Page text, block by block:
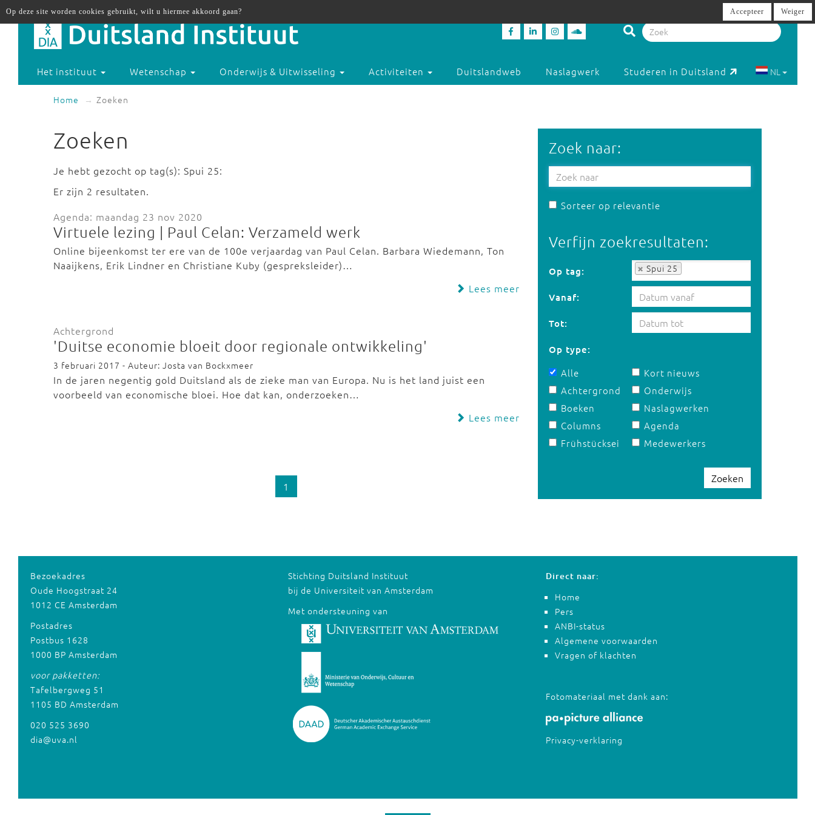
Het instituut Wetenschap Onderwijs & Uitwisseling Activiteiten Duitslandweb Naslagwerk Studeren in Duitsland NL
Home Zoeken
Zoeken
Je hebt gezocht op tag(s): Spui 25:
Er zijn 2 resultaten.
Agenda: maandag 23 nov 2020
Virtuele lezing | Paul Celan: Verzameld werk
Online bijeenkomst ter ere van de 100e verjaardag van Paul Celan. Barbara Wiedemann, Ton
Naaijkens, Erik Lindner en Christiane Kuby (gespreksleider)…
Lees meer
Achtergrond
'Duitse economie bloeit door regionale ontwikkeling'
3 februari 2017 - Auteur: Josta van Bockxmeer
In de jaren negentig gold Duitsland als de zieke man van Europa. Nu is het land juist een
voorbeeld van economische bloei. Hoe dat kan, onderzoeken…
Lees meer
1
Zoek naar:
Sorteer op relevantie
Verfijn zoekresultaten:
Op tag: Spui 25
Op tag:
Vanaf:
Tot:
Op type:
Alle
Achtergrond
Boeken
Columns
Frühstücksei
Kort nieuws
Onderwijs
Naslagwerken
Agenda
Medewerkers
Zoeken
Bezoekadres
Oude Hoogstraat 24
1012 CE Amsterdam
Postadres
Postbus 1628
1000 BP Amsterdam
voor pakketten:
Tafelbergweg 51
1105 BD Amsterdam
020 525 3690
dia@uva.nl
Stichting Duitsland Instituut
bij de Universiteit van Amsterdam
Met ondersteuning van
Direct naar:
Home
Pers
ANBI-status
Algemene voorwaarden
Vragen of klachten
Fotomateriaal met dank aan:
Privacy-verklaring
Op deze site worden cookies gebruikt, wilt u hiermee akkoord gaan? Accepteer Weiger